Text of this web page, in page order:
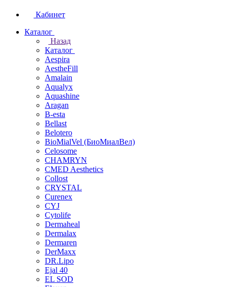
Кабинет
Каталог
Назад
Каталог
Aespira
AestheFill
Amalain
Aqualyx
Aquashine
Aragan
B-esta
Bellast
Belotero
BioMialVel (БиоМиалВел)
Celosome
CHAMRYN
CMED Aesthetics
Collost
CRYSTAL
Curenex
CYJ
Cytolife
Dermaheal
Dermalax
Dermaren
DerMaxx
DR.Lipo
Ejal 40
EL SOD